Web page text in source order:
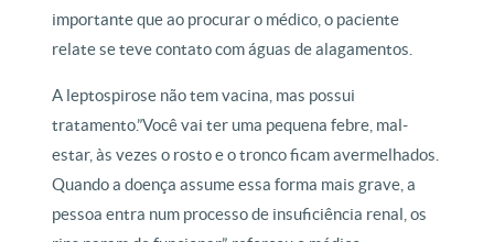
importante que ao procurar o médico, o paciente
relate se teve contato com águas de alagamentos.
A leptospirose não tem vacina, mas possui
tratamento.”Você vai ter uma pequena febre, mal-
estar, às vezes o rosto e o tronco ficam avermelhados.
Quando a doença assume essa forma mais grave, a
pessoa entra num processo de insuficiência renal, os